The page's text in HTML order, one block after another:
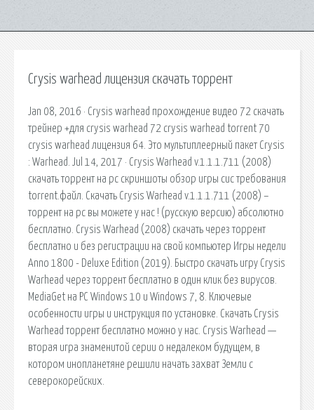
Crysis warhead лицензия скачать торрент
Jan 08, 2016 · Crysis warhead прохождение видео 72 скачать
трейнер +для crysis warhead 72 crysis warhead torrent 70
crysis warhead лицензия 64. Это мультиплеерный пакет Crysis
: Warhead. Jul 14, 2017 · Crysis Warhead v.1.1.1.711 (2008)
скачать торрент на pc скриншоты обзор игры сис требования
torrent.файл. Скачать Crysis Warhead v.1.1.1.711 (2008) –
торрент на pc вы можете у нас ! (русскую версию) абсолютно
бесплатно. Crysis Warhead (2008) скачать через торрент
бесплатно и без регистрации на свой компьютер Игры недели
Anno 1800 - Deluxe Edition (2019). Быстро скачать игру Crysis
Warhead через торрент бесплатно в один клик без вирусов.
MediaGet на PC Windows 10 и Windows 7, 8. Ключевые
особенности игры и инструкция по установке. Скачать Crysis
Warhead торрент бесплатно можно у нас. Crysis Warhead —
вторая игра знаменитой серии о недалеком будущем, в
котором инопланетяне решили начать захват Земли с
северокорейских.